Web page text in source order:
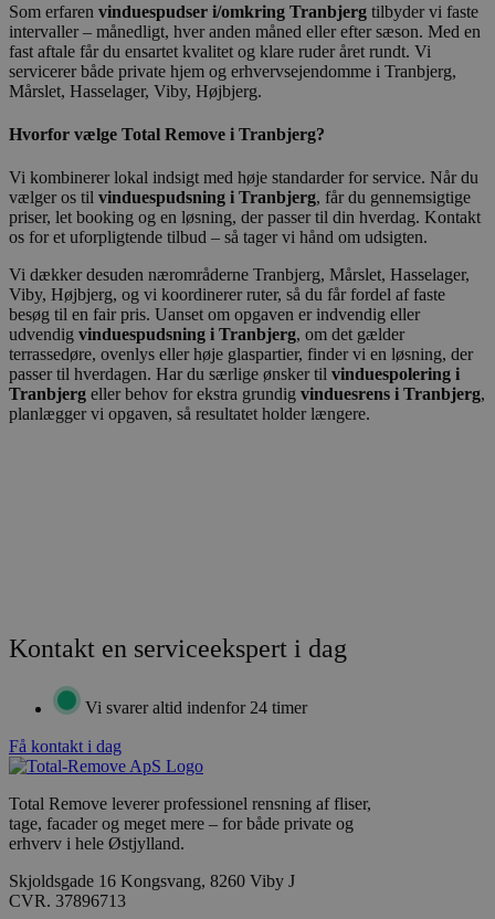
Som erfaren vinduespudser i/omkring Tranbjerg tilbyder vi faste
intervaller – månedligt, hver anden måned eller efter sæson. Med en
fast aftale får du ensartet kvalitet og klare ruder året rundt. Vi
servicerer både private hjem og erhvervsejendomme i Tranbjerg,
Mårslet, Hasselager, Viby, Højbjerg.
Hvorfor vælge Total Remove i Tranbjerg?
Vi kombinerer lokal indsigt med høje standarder for service. Når du
vælger os til vinduespudsning i Tranbjerg, får du gennemsigtige
priser, let booking og en løsning, der passer til din hverdag. Kontakt
os for et uforpligtende tilbud – så tager vi hånd om udsigten.
Vi dækker desuden nærområderne Tranbjerg, Mårslet, Hasselager,
Viby, Højbjerg, og vi koordinerer ruter, så du får fordel af faste
besøg til en fair pris. Uanset om opgaven er indvendig eller
udvendig vinduespudsning i Tranbjerg, om det gælder
terrassedøre, ovenlys eller høje glaspartier, finder vi en løsning, der
passer til hverdagen. Har du særlige ønsker til vinduespolering i
Tranbjerg eller behov for ekstra grundig vinduesrens i Tranbjerg,
planlægger vi opgaven, så resultatet holder længere.
Kontakt en serviceekspert i dag
Vi svarer altid indenfor 24 timer
Få kontakt i dag
Total Remove leverer professionel rensning af fliser,
tage, facader og meget mere – for både private og
erhverv i hele Østjylland.
Skjoldsgade 16 Kongsvang, 8260 Viby J
CVR. 37896713